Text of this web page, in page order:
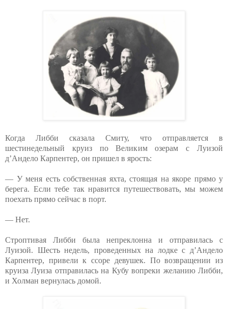
Когда Либби сказала Смиту, что отправляется в
шестинедельный круиз по Великим озерам с Луизой
д’Андело Карпентер, он пришел в ярость:
— У меня есть собственная яхта, стоящая на якоре прямо у
берега. Если тебе так нравится путешествовать, мы можем
поехать прямо сейчас в порт.
— Нет.
Строптивая Либби была непреклонна и отправилась с
Луизой. Шесть недель, проведенных на лодке с д’Андело
Карпентер, привели к ссоре девушек. По возвращении из
круиза Луиза отправилась на Кубу вопреки желанию Либби,
и Холман вернулась домой.